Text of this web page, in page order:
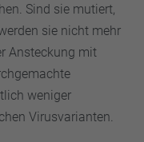
Sind sie mutiert,
sie nicht mehr
Ansteckung mit
weniger
Virusvarianten.